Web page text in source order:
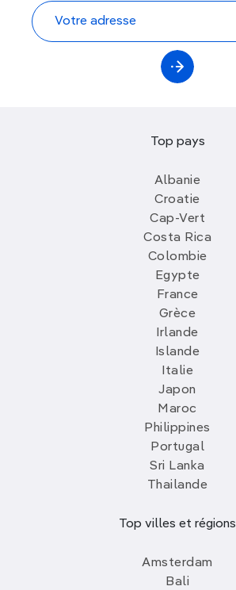
Top pays
Albanie
Croatie
Cap-Vert
Costa Rica
Colombie
Egypte
France
Grèce
Irlande
Islande
Italie
Japon
Maroc
Philippines
Portugal
Sri Lanka
Thailande
Top villes et régions
Amsterdam
Bali